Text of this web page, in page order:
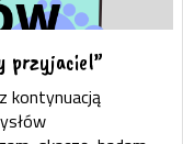
przyjaciel”
kontynuacją